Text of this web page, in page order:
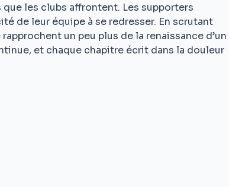
les clubs affrontent. Les supporters
de leur équipe à se redresser. En scrutant
un peu plus de la renaissance d’un
et chaque chapitre écrit dans la douleur